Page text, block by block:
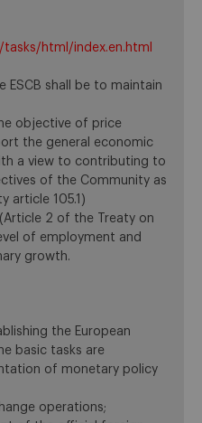
html/index.en.html
ESCB shall be to maintain
objective of price
the general economic
a view to contributing to
of the Community as
article 105.1)
2 of the Treaty on
of employment and
growth.
the European
basic tasks are
of monetary policy
operations;